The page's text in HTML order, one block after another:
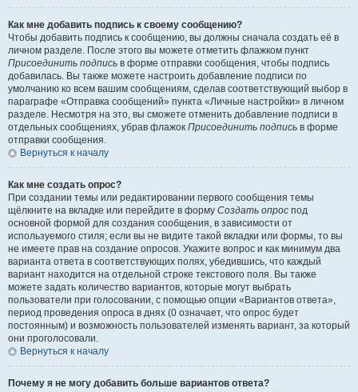
Как мне добавить подпись к своему сообщению?
Чтобы добавить подпись к сообщению, вы должны сначала создать её в
личном разделе. После этого вы можете отметить флажком пункт
Присоединить подпись в форме отправки сообщения, чтобы подпись
добавилась. Вы также можете настроить добавление подписи по
умолчанию ко всем вашим сообщениям, сделав соответствующий выбор в
параграфе «Отправка сообщений» пункта «Личные настройки» в личном
разделе. Несмотря на это, вы сможете отменить добавление подписи в
отдельных сообщениях, убрав флажок Присоединить подпись в форме
отправки сообщения.
Вернуться к началу
Как мне создать опрос?
При создании темы или редактировании первого сообщения темы
щёлкните на вкладке или перейдите в форму Создать опрос под
основной формой для создания сообщения, в зависимости от
используемого стиля; если вы не видите такой вкладки или формы, то вы
не имеете прав на создание опросов. Укажите вопрос и как минимум два
варианта ответа в соответствующих полях, убедившись, что каждый
вариант находится на отдельной строке текстового поля. Вы также
можете задать количество вариантов, которые могут выбрать
пользователи при голосовании, с помощью опции «Вариантов ответа»,
период проведения опроса в днях (0 означает, что опрос будет
постоянным) и возможность пользователей изменять вариант, за который
они проголосовали.
Вернуться к началу
Почему я не могу добавить больше вариантов ответа?